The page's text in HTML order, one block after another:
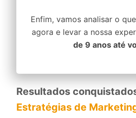
Enfim, vamos analisar o
agora e levar a nossa
de 9 anos até
Resultados
Estratégias de